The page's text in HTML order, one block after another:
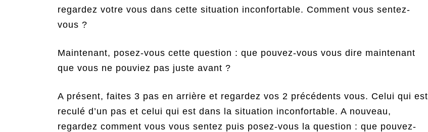
regardez votre vous dans cette situation inconfortable. Comment vous sentez-
vous ?
Maintenant, posez-vous cette question : que pouvez-vous vous dire maintenant
que vous ne pouviez pas juste avant ?
A présent, faites 3 pas en arrière et regardez vos 2 précédents vous. Celui qui est
reculé d’un pas et celui qui est dans la situation inconfortable. A nouveau,
regardez comment vous vous sentez puis posez-vous la question : que pouvez-